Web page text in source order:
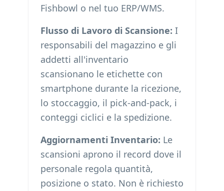
Fishbowl o nel tuo ERP/WMS.
Flusso di Lavoro di Scansione: I
responsabili del magazzino e gli
addetti all'inventario
scansionano le etichette con
smartphone durante la ricezione,
lo stoccaggio, il pick-and-pack, i
conteggi ciclici e la spedizione.
Aggiornamenti Inventario: Le
scansioni aprono il record dove il
personale regola quantità,
posizione o stato. Non è richiesto